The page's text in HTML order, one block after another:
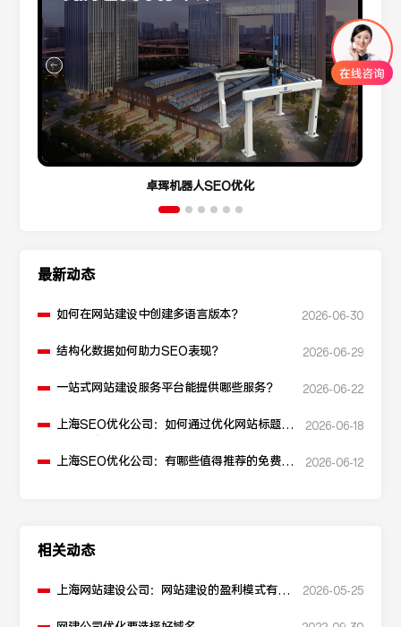
卓珲机器人SEO优化
最新动态
如何在网站建设中创建多语言版本？ 2026-06-30
结构化数据如何助力SEO表现？ 2026-06-29
一站式网站建设服务平台能提供哪些服务？ 2026-06-22
上海SEO优化公司：如何通过优化网站标题提
2026-06-18
上海SEO优化公司：有哪些值得推荐的免费
2026-06-12
相关动态
上海网站建设公司：网站建设的盈利模式有哪
2026-05-25